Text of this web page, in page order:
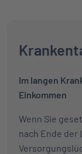
Im langen
Einkommen
Wenn Sie
nach Ende